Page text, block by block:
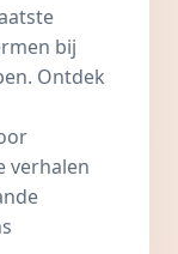
bij
. Ontdek
verhalen